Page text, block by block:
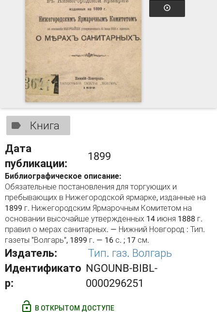
Книга
Дата
публикации:
1899
Библиографическое описание:
Обязательные постановления для торгующих и
пребывающих в Нижегородской ярмарке, изданные на
1899 г. Нижегородским Ярмарочным Комитетом на
основании высочайше утвержденных 14 июня 1888 г.
правил о мерах санитарных. — Нижний Новгород : Тип.
газеты "Волгарь", 1899 г. — 16 с. ; 17 см.
Издатель:
Тип. газ. Волгарь
Идентификато
р:
NGOUNB-BIBL-
0000296251
В ОТКРЫТОМ ДОСТУПЕ